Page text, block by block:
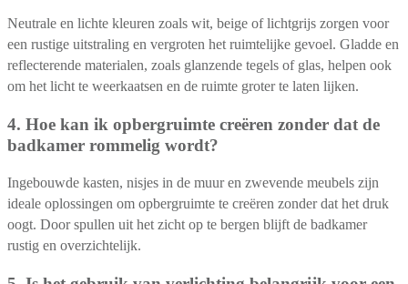
Neutrale en lichte kleuren zoals wit, beige of lichtgrijs zorgen voor
een rustige uitstraling en vergroten het ruimtelijke gevoel. Gladde en
reflecterende materialen, zoals glanzende tegels of glas, helpen ook
om het licht te weerkaatsen en de ruimte groter te laten lijken.
4. Hoe kan ik opbergruimte creëren zonder dat de
badkamer rommelig wordt?
Ingebouwde kasten, nisjes in de muur en zwevende meubels zijn
ideale oplossingen om opbergruimte te creëren zonder dat het druk
oogt. Door spullen uit het zicht op te bergen blijft de badkamer
rustig en overzichtelijk.